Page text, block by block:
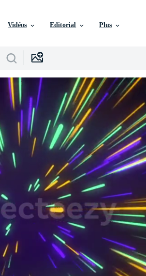
Vidéos Editorial Plus